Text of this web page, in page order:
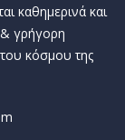
καθημερινά και
γρήγορη
κόσμου της